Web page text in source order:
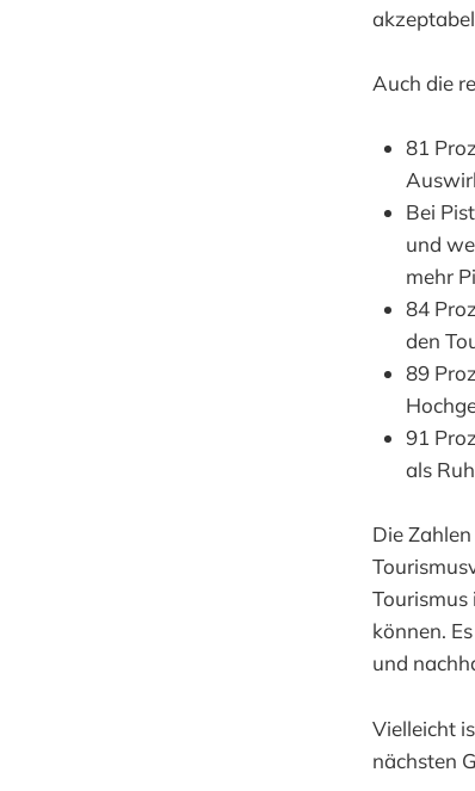
Auch die
81
Bei
und
mehr
84
den
89
91
als
Die
Tourismus
können.
und
Vielleicht
nächsten